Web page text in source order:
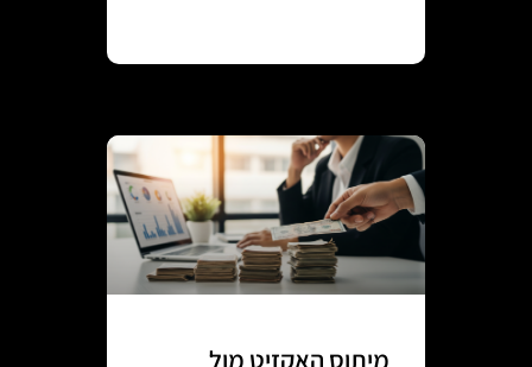
מיתוס האקזיט מול